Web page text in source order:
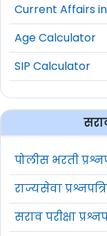
Current Affairs
Age Calculator
SIP Calculator
पोलीस भरती
राज्यसेवा
सराव परीक्षा